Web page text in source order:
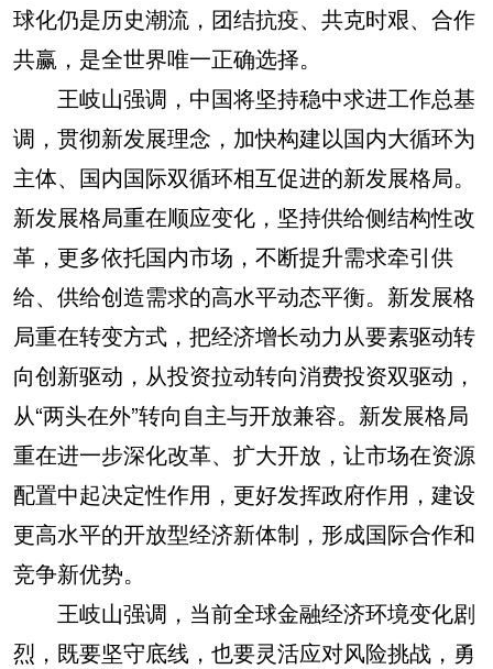
球化仍是历史潮流，团结抗疫、共克时艰、合作
共赢，是全世界唯一正确选择。
王岐山强调，中国将坚持稳中求进工作总基
调，贯彻新发展理念，加快构建以国内大循环为
主体、国内国际双循环相互促进的新发展格局。
新发展格局重在顺应变化，坚持供给侧结构性改
革，更多依托国内市场，不断提升需求牵引供
给、供给创造需求的高水平动态平衡。新发展格
局重在转变方式，把经济增长动力从要素驱动转
向创新驱动，从投资拉动转向消费投资双驱动，
从“两头在外”转向自主与开放兼容。新发展格局
重在进一步深化改革、扩大开放，让市场在资源
配置中起决定性作用，更好发挥政府作用，建设
更高水平的开放型经济新体制，形成国际合作和
竞争新优势。
王岐山强调，当前全球金融经济环境变化剧
烈，既要坚守底线，也要灵活应对风险挑战，勇